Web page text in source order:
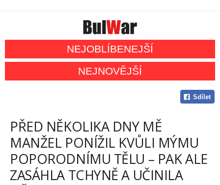
NEJOBLÍBENEJŠÍ
NEJNOVĚJŠÍ
Sdílet
PŘED NĚKOLIKA DNY MĚ
MANŽEL PONÍŽIL KVŮLI MÝMU
POPORODNÍMU TĚLU – PAK ALE
ZASÁHLA TCHYNĚ A UČINILA